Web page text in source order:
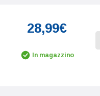
28,99€
In magazzino